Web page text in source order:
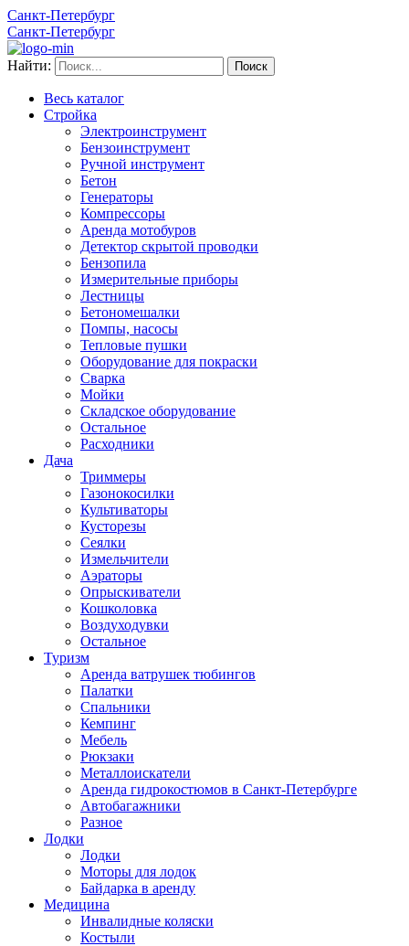
Санкт-Петербург
Санкт-Петербург
Найти:
Весь каталог
Стройка
Электроинструмент
Бензоинструмент
Ручной инструмент
Бетон
Генераторы
Компрессоры
Аренда мотобуров
Детектор скрытой проводки
Бензопила
Измерительные приборы
Лестницы
Бетономешалки
Помпы, насосы
Тепловые пушки
Оборудование для покраски
Сварка
Мойки
Складское оборудование
Остальное
Расходники
Дача
Триммеры
Газонокосилки
Культиваторы
Кусторезы
Сеялки
Измельчители
Аэраторы
Опрыскиватели
Кошколовка
Воздуходувки
Остальное
Туризм
Аренда ватрушек тюбингов
Палатки
Спальники
Кемпинг
Мебель
Рюкзаки
Металлоискатели
Аренда гидрокостюмов в Санкт-Петербурге
Автобагажники
Разное
Лодки
Лодки
Моторы для лодок
Байдарка в аренду
Медицина
Инвалидные коляски
Костыли